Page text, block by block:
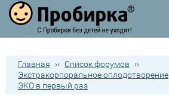
Главная ›› Список форумов
››
Экстракорпоральное оплодотворение
ЭКО в первый раз